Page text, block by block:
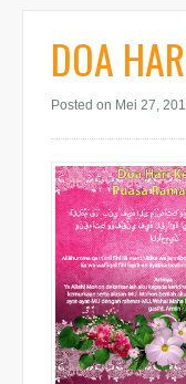
DOA
Posted on Mei 27,